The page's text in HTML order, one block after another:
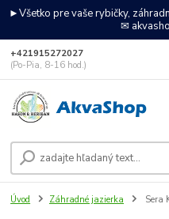
►Všetko pre vaše rybičky,
✉
+421915272027
(Po-Pia, 8-16 hod.)
Úvod Záhradné jazierka Sera